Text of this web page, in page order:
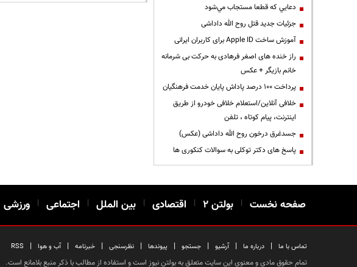
دعايي كه قطعا مستجاب مي‌شود
جزئیات جدید قتل روح الله داداشی
آموزش ساخت Apple ID برای کاربران ایرانی
راز خنده های اصغر فرهادی به حرکت بی شرمانه
خانم بازیگر + عکس
پرداخت ۱۰۰ درصد پاداش پایان خدمت فرهنگیان
خلافی آنلاین/استعلام خلافی خودرو از طریق
اینترنت، پیام کوتاه ، تلفن
جسدغرق درخون روح الله داداشی (عکس)
پاسخ های دکتر توکلی به سوالات کنکوری ها
صفحه نخست | بولتن ۲ | اقتصادی | بین الملل | اجتماعی | ورزشی
تماس با ما | درباره ما | آرشیو | جستجو | پیوندها | نظرسنجی | خبرنامه | آب و هوا |
RSS
تمام حقوق مادی و معنوی این سایت متعلق به بولتن نیوز است و استفاده از مطالب با ذکر منبع بلامانع است.